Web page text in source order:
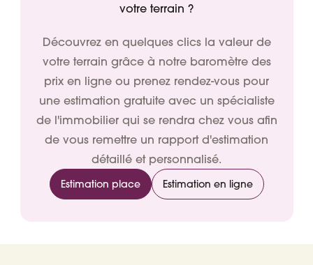
votre terrain ?
Découvrez en quelques clics la valeur de
votre terrain grâce à notre baromètre des
prix en ligne ou prenez rendez-vous pour
une estimation gratuite avec un spécialiste
de l'immobilier qui se rendra chez vous afin
de vous remettre un rapport d'estimation
détaillé et personnalisé.
Estimation place Estimation en ligne